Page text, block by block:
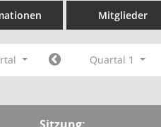
Mitglieder
Quartal 1